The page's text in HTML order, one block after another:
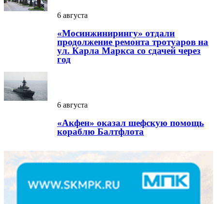
6 августа
«Мосинжинирингу» отдали
продолжение ремонта тротуаров на
ул. Карла Маркса со сдачей через
год
6 августа
«Акфен» оказал шефскую помощь
кораблю Балтфлота